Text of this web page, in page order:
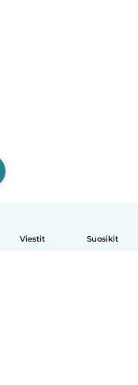
Viestit Suosikit